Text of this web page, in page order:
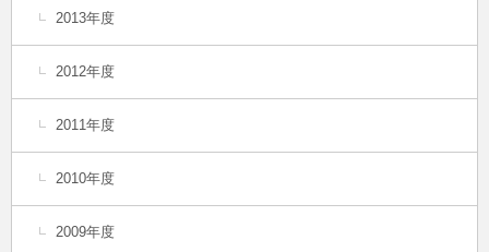
2013年度
2012年度
2011年度
2010年度
2009年度